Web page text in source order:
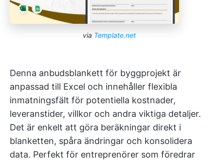
via Template.net
Denna anbudsblankett för byggprojekt är
anpassad till Excel och innehåller flexibla
inmatningsfält för potentiella kostnader,
leveranstider, villkor och andra viktiga detaljer.
Det är enkelt att göra beräkningar direkt i
blanketten, spåra ändringar och konsolidera
data. Perfekt för entreprenörer som föredrar